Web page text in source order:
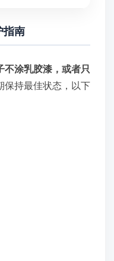
指南
不涂乳胶漆，或者只
保持最佳状态，以下